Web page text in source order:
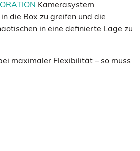
Kamerasystem
die Box zu greifen und die
in eine definierte Lage zu
maximaler Flexibilität – so muss